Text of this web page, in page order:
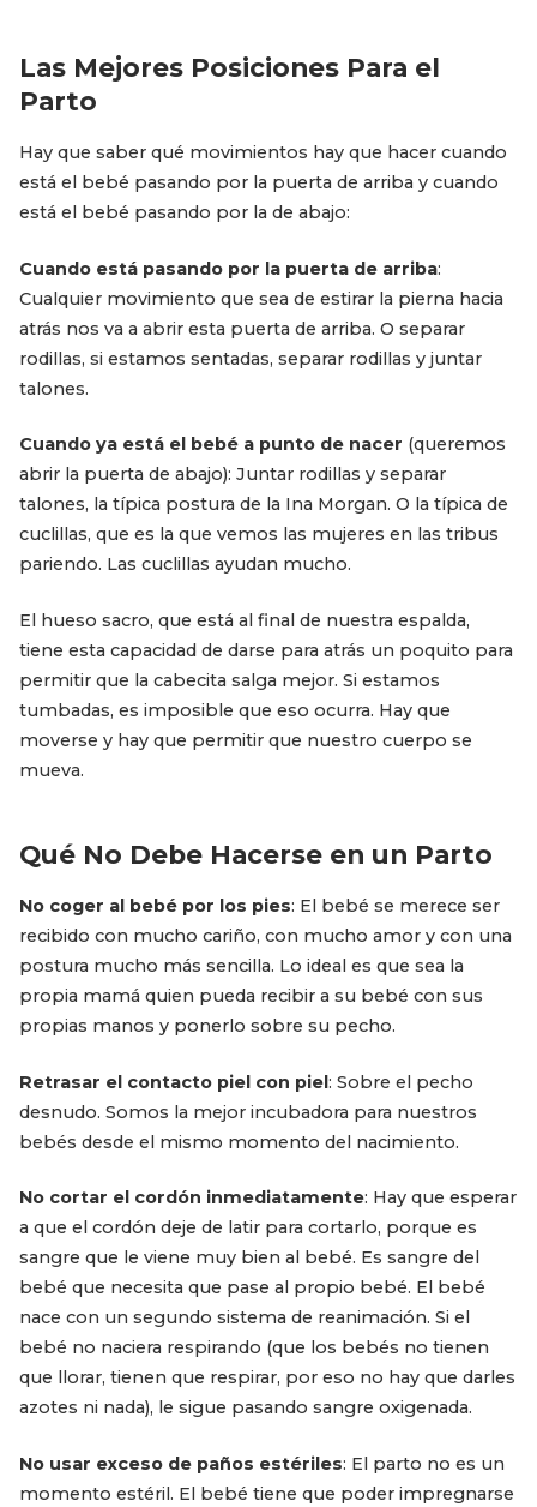
Las Mejores Posiciones Para el
Parto
Hay que saber qué movimientos hay que hacer cuando
está el bebé pasando por la puerta de arriba y cuando
está el bebé pasando por la de abajo:
Cuando está pasando por la puerta de arriba:
Cualquier movimiento que sea de estirar la pierna hacia
atrás nos va a abrir esta puerta de arriba. O separar
rodillas, si estamos sentadas, separar rodillas y juntar
talones.
Cuando ya está el bebé a punto de nacer (queremos
abrir la puerta de abajo): Juntar rodillas y separar
talones, la típica postura de la Ina Morgan. O la típica de
cuclillas, que es la que vemos las mujeres en las tribus
pariendo. Las cuclillas ayudan mucho.
El hueso sacro, que está al final de nuestra espalda,
tiene esta capacidad de darse para atrás un poquito para
permitir que la cabecita salga mejor. Si estamos
tumbadas, es imposible que eso ocurra. Hay que
moverse y hay que permitir que nuestro cuerpo se
mueva.
Qué No Debe Hacerse en un Parto
No coger al bebé por los pies: El bebé se merece ser
recibido con mucho cariño, con mucho amor y con una
postura mucho más sencilla. Lo ideal es que sea la
propia mamá quien pueda recibir a su bebé con sus
propias manos y ponerlo sobre su pecho.
Retrasar el contacto piel con piel: Sobre el pecho
desnudo. Somos la mejor incubadora para nuestros
bebés desde el mismo momento del nacimiento.
No cortar el cordón inmediatamente: Hay que esperar
a que el cordón deje de latir para cortarlo, porque es
sangre que le viene muy bien al bebé. Es sangre del
bebé que necesita que pase al propio bebé. El bebé
nace con un segundo sistema de reanimación. Si el
bebé no naciera respirando (que los bebés no tienen
que llorar, tienen que respirar, por eso no hay que darles
azotes ni nada), le sigue pasando sangre oxigenada.
No usar exceso de paños estériles: El parto no es un
momento estéril. El bebé tiene que poder impregnarse